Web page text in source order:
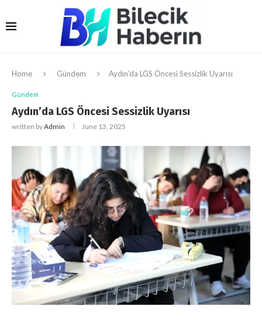
Home Gündem Aydın’da LGS Öncesi Sessizlik Uyarısı
Gündem
Aydın’da LGS Öncesi Sessizlik Uyarısı
written byAdmin June 13, 2025